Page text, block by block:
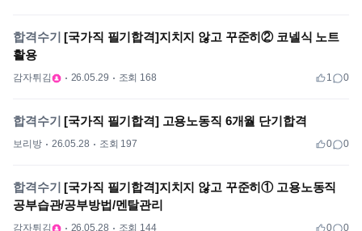
합격수기 [국가직 필기합격]지치지 않고 꾸준히② 코넬식 노트
활용
감자튀김 26.05.29 조회 168 1 0
합격수기 [국가직 필기합격] 고용노동직 6개월 단기합격
보리방 26.05.28 조회 197 0 0
합격수기 [국가직 필기합격]지치지 않고 꾸준히① 고용노동직
공부습관/공부방법/멘탈관리
감자튀김 26.05.28 조회 144 0 0